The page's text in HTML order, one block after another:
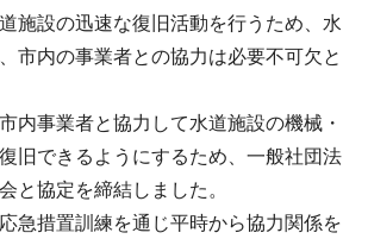
施設の迅速な復旧活動を行うため、水
市内の事業者との協力は必要不可欠と
内事業者と協力して水道施設の機械・
旧できるようにするため、一般社団法
と協定を締結しました。
急措置訓練を通じ平時から協力関係を